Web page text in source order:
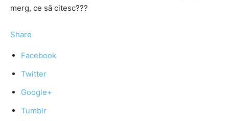
merg, ce să citesc???
Share
Facebook
Twitter
Google+
Tumblr